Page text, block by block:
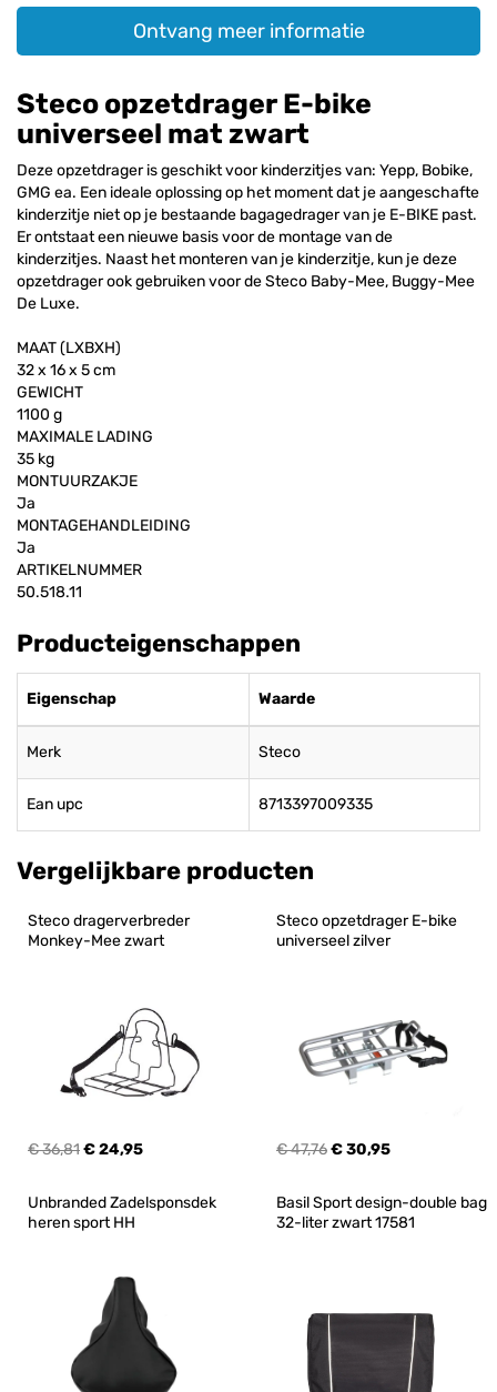
Ontvang meer informatie
Steco opzetdrager E-bike
universeel mat zwart
Deze opzetdrager is geschikt voor kinderzitjes van: Yepp, Bobike,
GMG ea. Een ideale oplossing op het moment dat je aangeschafte
kinderzitje niet op je bestaande bagagedrager van je E-BIKE past.
Er ontstaat een nieuwe basis voor de montage van de
kinderzitjes. Naast het monteren van je kinderzitje, kun je deze
opzetdrager ook gebruiken voor de Steco Baby-Mee, Buggy-Mee
De Luxe.
MAAT (LXBXH)
32 x 16 x 5 cm
GEWICHT
1100 g
MAXIMALE LADING
35 kg
MONTUURZAKJE
Ja
MONTAGEHANDLEIDING
Ja
ARTIKELNUMMER
50.518.11
Producteigenschappen
Eigenschap Waarde
Merk Steco
Ean upc 8713397009335
Vergelijkbare producten
Steco dragerverbreder
Monkey-Mee zwart
€ 36,81€ 24,95
Steco opzetdrager E-bike
universeel zilver
€ 47,76€ 30,95
Unbranded Zadelsponsdek
heren sport HH
Basil Sport design-double bag
32-liter zwart 17581